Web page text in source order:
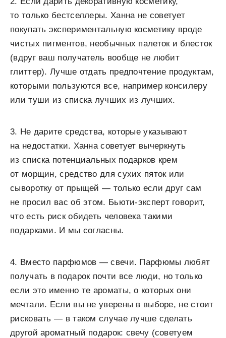
то только бестселлеры. Ханна не советует
покупать экспериментальную косметику вроде
чистых пигментов, необычных палеток и блесток
(вдруг ваш получатель вообще не любит
глиттер). Лучше отдать предпочтение продуктам,
которыми пользуются все, например консилеру
или туши из списка лучших из лучших.
3. Не дарите средства, которые указывают
на недостатки. Ханна советует вычеркнуть
из списка потенциальных подарков крем
от морщин, средство для сухих пяток или
сыворотку от прыщей — только если друг сам
не просил вас об этом. Бьюти-эксперт говорит,
что есть риск обидеть человека такими
подарками. И мы согласны.
4. Вместо парфюмов — свечи. Парфюмы любят
получать в подарок почти все люди, но только
если это именно те ароматы, о которых они
мечтали. Если вы не уверены в выборе, не стоит
рисковать — в таком случае лучше сделать
другой ароматный подарок: свечу (советуем